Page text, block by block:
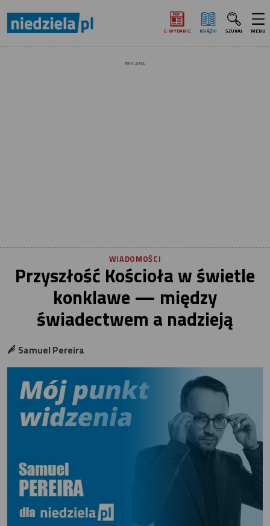
E‑WYDANIE KSIĄŻKI SZUKAJ MENU
REKLAMA
WIADOMOŚCI
Przyszłość Kościoła w świetle
konklawe — między
świadectwem a nadzieją
Samuel Pereira